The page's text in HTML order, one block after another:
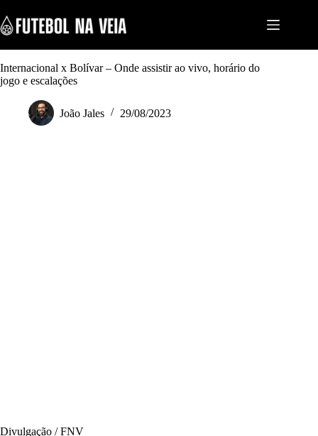
k
i
o
c
Internacional x Bolívar – Onde assistir ao vivo, horário do
jogo e escalações
João Jales 29/08/2023
Divulgação / FNV